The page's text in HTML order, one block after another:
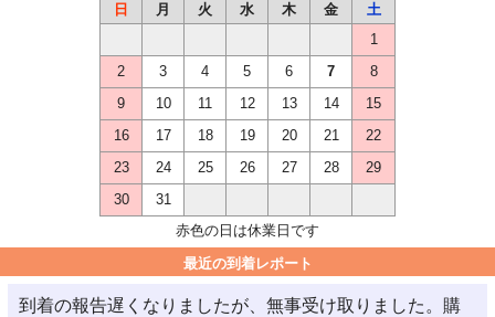
日
月 火 水 木 金
土
1
2
3 4 5 6 7
8
9
10 11 12 13 14
15
16
17 18 19 20 21
22
23
24 25 26 27 28
29
30
31
赤色の日は休業日です
最近の到着レポート
到着の報告遅くなりましたが、無事受け取りました。購